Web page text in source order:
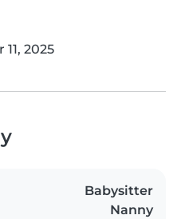
2025
Babysitter
Nanny